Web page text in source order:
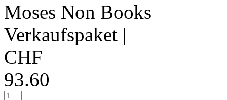
Moses Non Books
Verkaufspaket |
CHF
93.60